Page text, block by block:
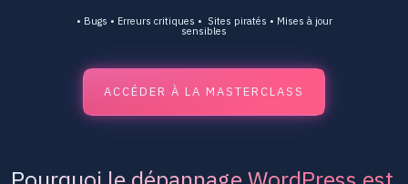
• Bugs • Erreurs critiques • Sites piratés • Mises à jour
sensibles
ACCÉDER À LA MASTERCLASS